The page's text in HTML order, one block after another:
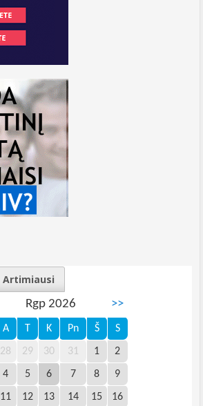
Artimiausi
Rgp 2026 >>
A T K Pn Š S
28 29 30 31 1 2
4 5 6 7 8 9
11 12 13 14 15 16